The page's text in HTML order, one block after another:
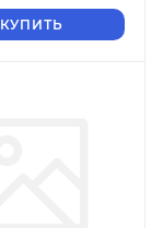
КУПИТЬ